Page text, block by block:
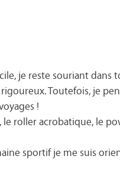
je reste souriant dans
Toutefois, je
!
roller acrobatique, le
sportif je me suis